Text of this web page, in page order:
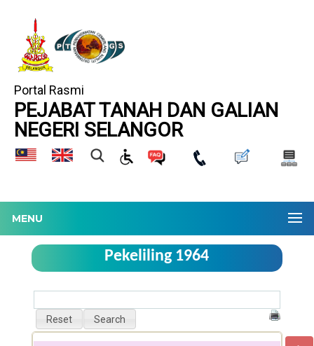
Portal Rasmi
PEJABAT TANAH DAN GALIAN
NEGERI SELANGOR
MENU
Pekeliling 1964